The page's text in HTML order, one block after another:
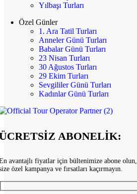
Yılbaşı Turları
Özel Günler
1. Ara Tatil Turları
Anneler Günü Turları
Babalar Günü Turları
23 Nisan Turları
30 Ağustos Turları
29 Ekim Turları
Sevgililer Günü Turları
Kadınlar Günü Turları
ABONELİK:
avantajlı fiyatlar için bültenimize abone olun,
özel kampanya ve fırsatları kaçırmayın.